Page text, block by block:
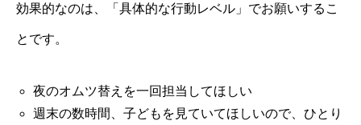
効果的なのは、「具体的な行動レベル」でお願いするこ
とです。
夜のオムツ替えを一回担当してほしい
週末の数時間、子どもを見ていてほしいので、ひとり